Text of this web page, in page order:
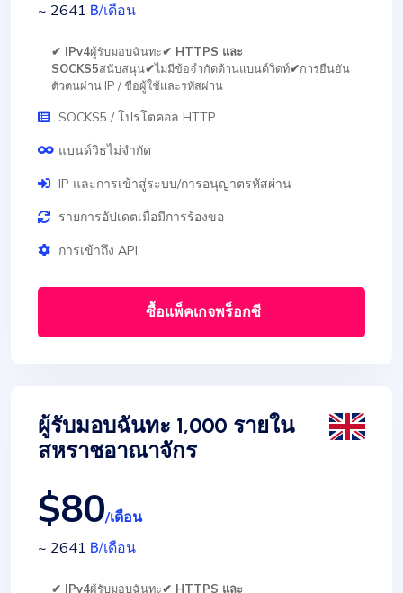
~ 2641 ฿/เดือน
✔ IPv4ผู้รับมอบฉันทะ✔ HTTPS และ
SOCKS5สนับสนุน✔ไม่มีข้อจำกัดด้านแบนด์วิดท์✔การยืนยัน
ตัวตนผ่าน IP / ชื่อผู้ใช้และรหัสผ่าน
SOCKS5 / โปรโตคอล HTTP
แบนด์วิธไม่จำกัด
IP และการเข้าสู่ระบบ/การอนุญาตรหัสผ่าน
รายการอัปเดตเมื่อมีการร้องขอ
การเข้าถึง API
ซื้อแพ็คเกจพร็อกซี
ผู้รับมอบฉันทะ 1,000 รายใน
สหราชอาณาจักร
$80/เดือน
~ 2641 ฿/เดือน
✔ IPv4ผู้รับมอบฉันทะ✔ HTTPS และ